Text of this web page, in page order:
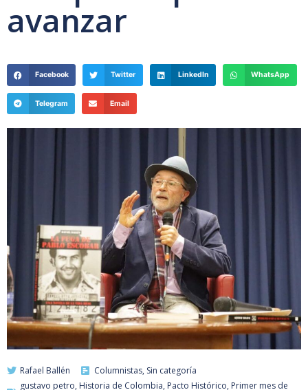
avanzar
Facebook Twitter LinkedIn WhatsApp
Telegram Email
Rafael Ballén Columnistas, Sin categoría
gustavo petro, Historia de Colombia, Pacto Histórico, Primer mes de